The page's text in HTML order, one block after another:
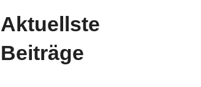
Aktuellste
Beiträge